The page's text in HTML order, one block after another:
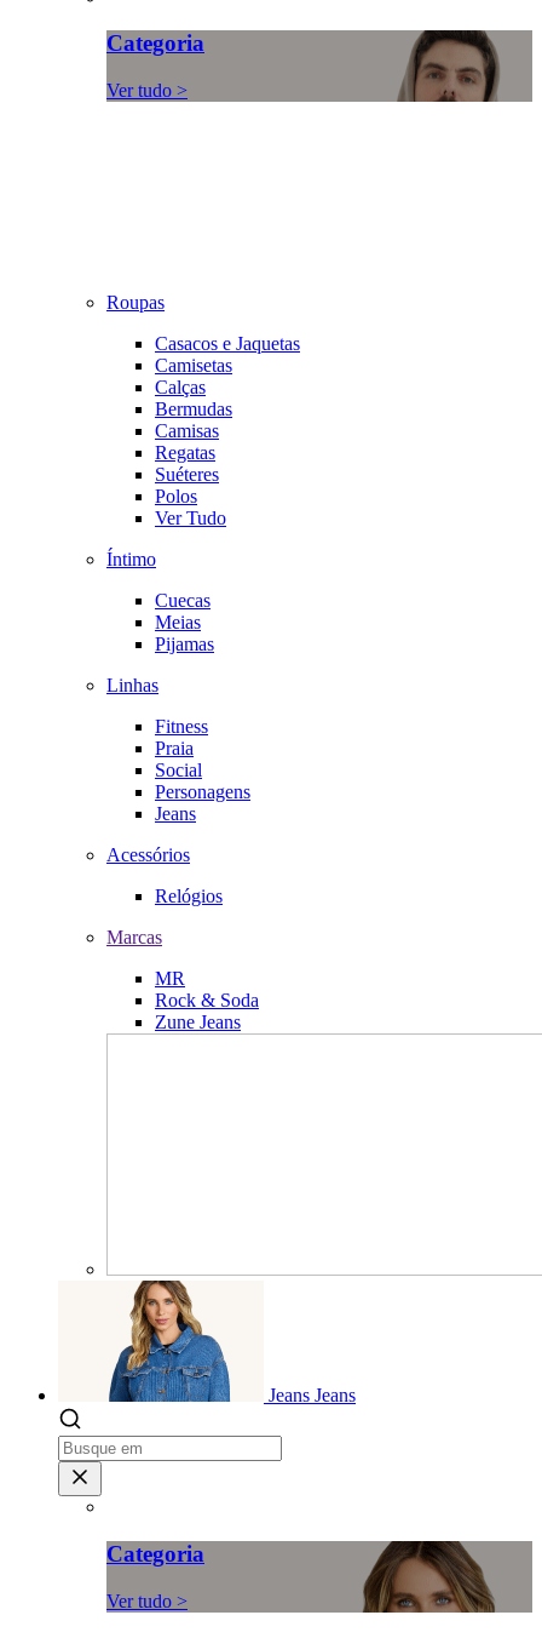
Categoria
Ver tudo >
Roupas
Casacos e Jaquetas
Camisetas
Calças
Bermudas
Camisas
Regatas
Suéteres
Polos
Ver Tudo
Íntimo
Cuecas
Meias
Pijamas
Linhas
Fitness
Praia
Social
Personagens
Jeans
Acessórios
Relógios
Marcas
MR
Rock & Soda
Zune Jeans
Jeans Jeans
Categoria
Ver tudo >